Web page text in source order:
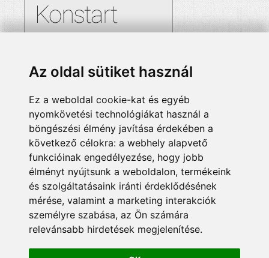
Az oldal sütiket használ
Ez a weboldal cookie-kat és egyéb
nyomkövetési technológiákat használ a
böngészési élmény javítása érdekében a
következő célokra: a webhely alapvető
funkcióinak engedélyezése, hogy jobb
élményt nyújtsunk a weboldalon, termékeink
és szolgáltatásaink iránti érdeklődésének
mérése, valamint a marketing interakciók
személyre szabása, az Ön számára
relevánsabb hirdetések megjelenítése.